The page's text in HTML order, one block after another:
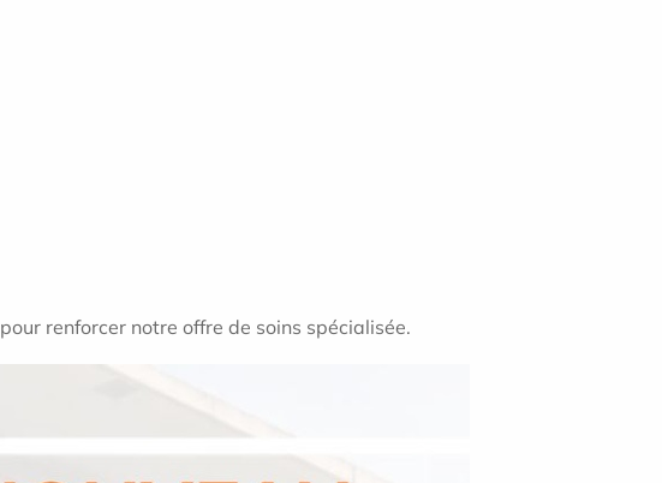
renforcer notre offre de soins spécialisée.